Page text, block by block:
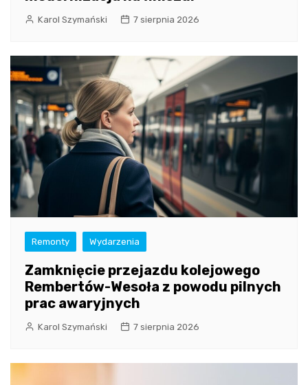
Karol Szymański 7 sierpnia 2026
Remonty Wydarzenia
Zamknięcie przejazdu kolejowego
Rembertów-Wesoła z powodu pilnych
prac awaryjnych
Karol Szymański 7 sierpnia 2026